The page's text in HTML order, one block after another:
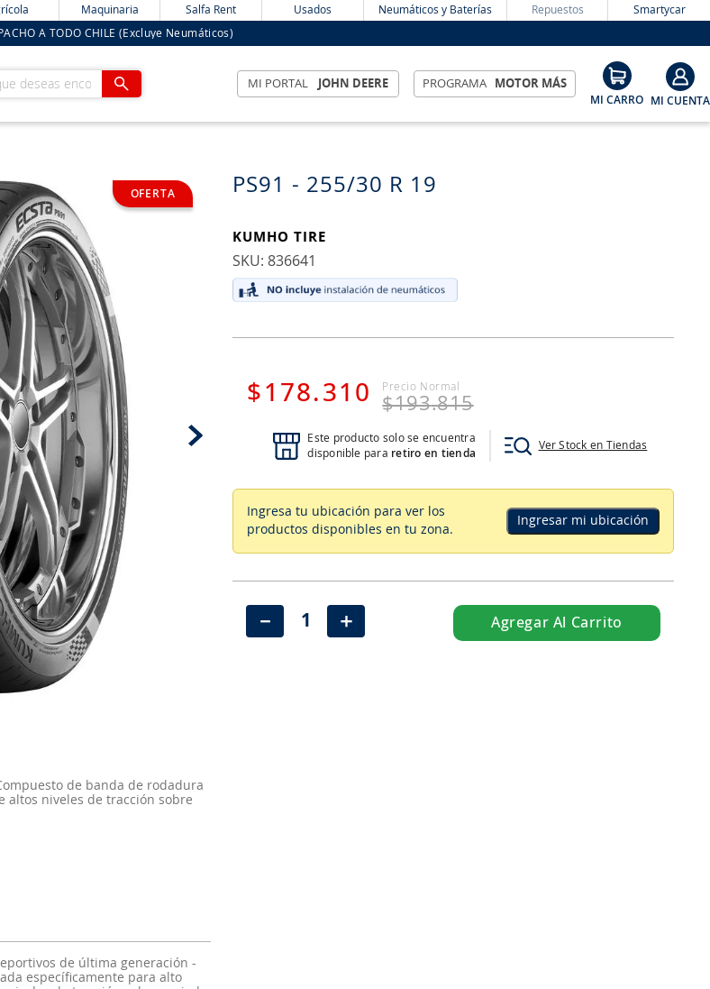
Maquinaria Salfa Rent Usados Neumáticos y Baterías Repuestos Smartycar
A TODO CHILE (Excluye Neumáticos)
deseas encontrar MI PORTAL JOHN DEERE PROGRAMA MOTOR MÁS
de banda de rodadura
altos niveles de tracción sobre
de última generación -
específicamente para alto
PS91 - 255/30 R 19
KUMHO TIRE
:836641
$ 178. 310 $193.815
Este producto solo se encuentra
disponible para retiro en tienda
Ver Stock en Tiendas
Ingresa tu ubicación para ver los
productos disponibles en tu zona.
Ingresar mi ubicación
＋
－ Agregar Al Carrito